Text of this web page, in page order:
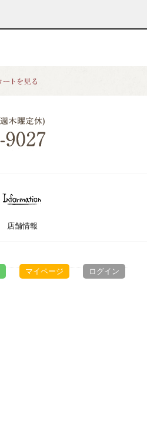
マイページ ログイン